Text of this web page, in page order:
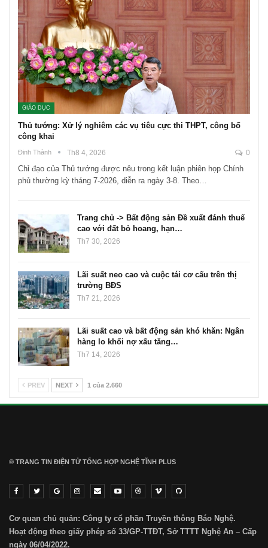
GIÁO DỤC
Thủ tướng: Xử lý nghiêm các vụ tiêu cực thi THPT, công bố
công khai
Đinh Thành Th8 4, 2026 0
Chỉ đạo của Thủ tướng được nêu trong kết luận phiên họp Chính
phủ thường kỳ tháng 7-2026, diễn ra ngày 3-8. Theo…
Trang chủ -> Bất động sản Đề xuất đánh thuế
cao với đất bỏ hoang, hạn…
Th7 30, 2026
Lãi suất neo cao và cuộc tái cơ cấu trên thị
trường BĐS
Th7 21, 2026
Lãi suất cao và bất động sản khó khăn: Ngân
hàng lo khối nợ xấu tăng…
Th7 14, 2026
PREV NEXT 1 của 2.660
® TRANG TIN ĐIỆN TỬ ТỔNG HỢP NGHỆ TĨNH PLUS
Cơ quan chủ quản: Công ty cổ phần Truyền thông Báo Nghệ.
Hoạt động theo giấy phép số 33/GP-TTĐT, Sở TTTT Nghệ An – Cấp
ngày 06/04/2022.